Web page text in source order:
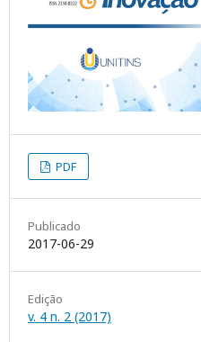
PDF
Publicado
2017-06-29
Edição
v. 4 n. 2 (2017)